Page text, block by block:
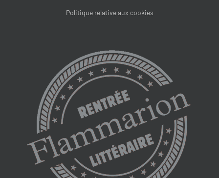
Politique relative aux cookies